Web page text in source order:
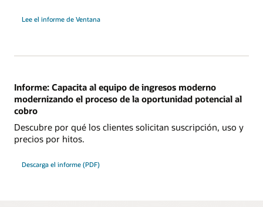
Lee el informe de Ventana
Informe: Capacita al equipo de ingresos moderno
modernizando el proceso de la oportunidad potencial al
cobro
Descubre por qué los clientes solicitan suscripción, uso y
precios por hitos.
Descarga el informe (PDF)